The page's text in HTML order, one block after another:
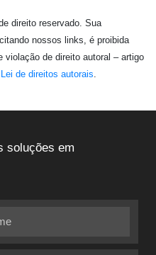
direito reservado. Sua
nossos links, é proibida
violação de direito autoral – artigo
de direitos autorais
soluções em